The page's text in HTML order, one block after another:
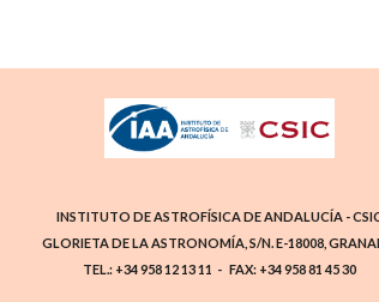
INSTITUTO DE ASTROFÍSICA DE ANDALUCÍA -
GLORIETA DE LA ASTRONOMÍA, S/N. E-18008,
TEL.: +34 958 12 13 11 - FAX: +34 958 81 45 30